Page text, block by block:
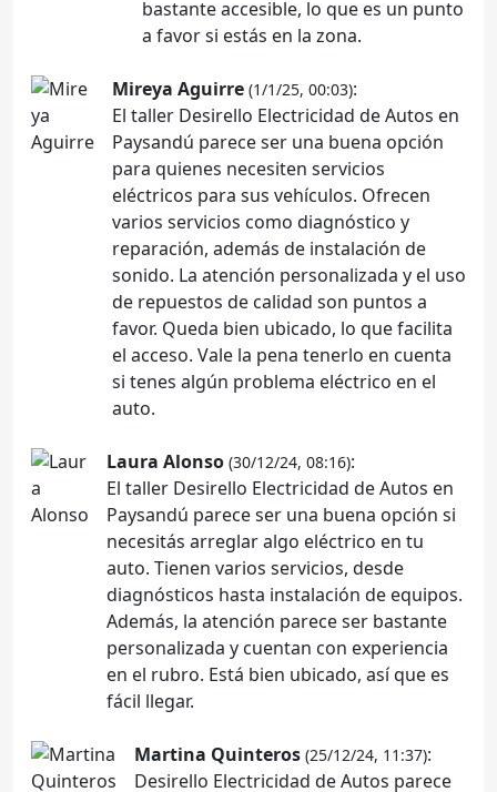
bastante accesible, lo que es un punto
a favor si estás en la zona.
Mireya Aguirre (1/1/25, 00:03):
El taller Desirello Electricidad de Autos en
Paysandú parece ser una buena opción
para quienes necesiten servicios
eléctricos para sus vehículos. Ofrecen
varios servicios como diagnóstico y
reparación, además de instalación de
sonido. La atención personalizada y el uso
de repuestos de calidad son puntos a
favor. Queda bien ubicado, lo que facilita
el acceso. Vale la pena tenerlo en cuenta
si tenes algún problema eléctrico en el
auto.
Laura Alonso (30/12/24, 08:16):
El taller Desirello Electricidad de Autos en
Paysandú parece ser una buena opción si
necesitás arreglar algo eléctrico en tu
auto. Tienen varios servicios, desde
diagnósticos hasta instalación de equipos.
Además, la atención parece ser bastante
personalizada y cuentan con experiencia
en el rubro. Está bien ubicado, así que es
fácil llegar.
Martina Quinteros (25/12/24, 11:37):
Desirello Electricidad de Autos parece